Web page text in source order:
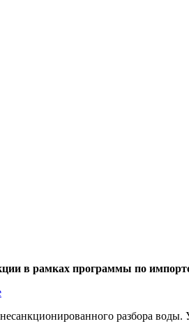
в рамках программы по
разбора воды.